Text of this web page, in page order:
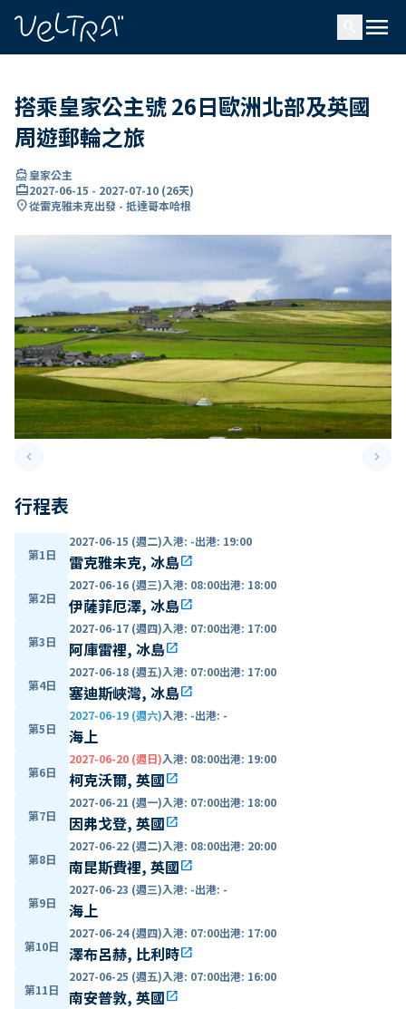
menu
搭乘皇家公主號 26日歐洲北部及英國
周遊郵輪之旅
directions_boat皇家公主
card_travel2027-06-15 - 2027-07-10 (26天)
location_on從雷克雅未克出發 - 抵達哥本哈根
keyboard_arrow_leftPrevious slide keyboard_arrow_right
行程表
第1日
2027-06-15 (週二)入港: -出港: 19:00
雷克雅未克, 冰島open_in_new
第2日
2027-06-16 (週三)入港: 08:00出港: 18:00
伊薩菲厄澤, 冰島open_in_new
第3日
2027-06-17 (週四)入港: 07:00出港: 17:00
阿庫雷裡, 冰島open_in_new
第4日
2027-06-18 (週五)入港: 07:00出港: 17:00
塞迪斯峽灣, 冰島open_in_new
第5日
2027-06-19 (週六)入港: -出港: -
海上
第6日
2027-06-20 (週日)入港: 08:00出港: 19:00
柯克沃爾, 英國open_in_new
第7日
2027-06-21 (週一)入港: 07:00出港: 18:00
因弗戈登, 英國open_in_new
第8日
2027-06-22 (週二)入港: 08:00出港: 20:00
南昆斯費裡, 英國open_in_new
第9日
2027-06-23 (週三)入港: -出港: -
海上
第10日
2027-06-24 (週四)入港: 07:00出港: 17:00
澤布呂赫, 比利時open_in_new
第11日
2027-06-25 (週五)入港: 07:00出港: 16:00
南安普敦, 英國open_in_new